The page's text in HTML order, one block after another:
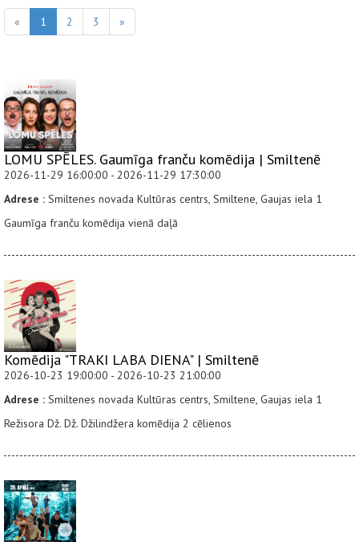
« 1 2 3 »
LOMU SPĒLES. Gaumīga franču komēdija | Smiltenē
2026-11-29 16:00:00 - 2026-11-29 17:30:00
Adrese : Smiltenes novada Kultūras centrs, Smiltene, Gaujas iela 1
Gaumīga franču komēdija vienā daļā
Komēdija "TRAKI LABA DIENA" | Smiltenē
2026-10-23 19:00:00 - 2026-10-23 21:00:00
Adrese : Smiltenes novada Kultūras centrs, Smiltene, Gaujas iela 1
Režisora Dž. Dž. Džilindžera komēdija 2 cēlienos